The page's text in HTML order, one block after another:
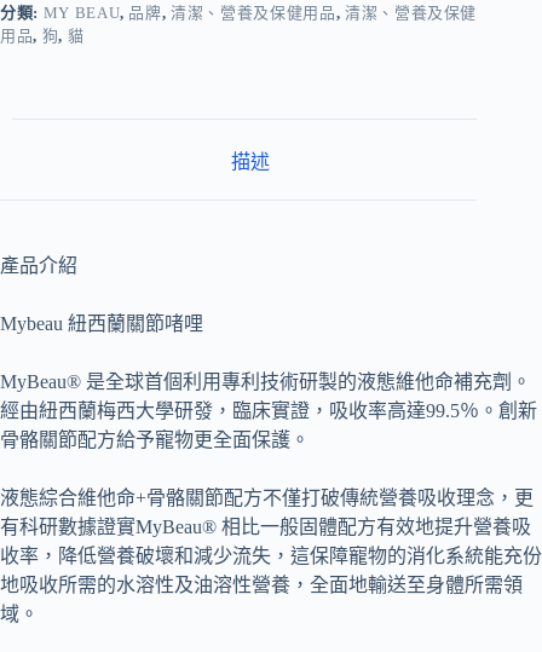
分類: MY BEAU, 品牌,清潔、營養及保健用品, 清潔、營養及保健
用品, 狗, 貓
描述
產品介紹
Mybeau 紐西蘭關節啫哩
MyBeau® 是全球首個利用專利技術研製的液態維他命補充劑。
經由紐西蘭梅西大學研發，臨床實證，吸收率高達99.5％。創新
骨骼關節配方給予寵物更全面保護。
液態綜合維他命+骨骼關節配方不僅打破傳統營養吸收理念，更
有科研數據證實MyBeau® 相比一般固體配方有效地提升營養吸
收率，降低營養破壞和減少流失，這保障寵物的消化系統能充份
地吸收所需的水溶性及油溶性營養，全面地輸送至身體所需領
域。